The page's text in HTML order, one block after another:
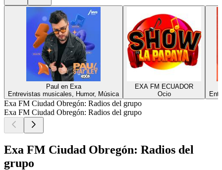
Paul en Exa
Entrevistas musicales, Humor, Música
EXA FM ECUADOR
Ocio
Exa FM Ciudad Obregón: Radios del grupo
Exa FM Ciudad Obregón: Radios del grupo
Exa FM Ciudad Obregón: Radios del
grupo